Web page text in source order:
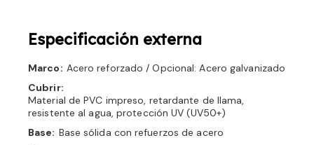
Especificación externa
Marco: Acero reforzado / Opcional: Acero galvanizado
Cubrir:
Material de PVC impreso, retardante de llama,
resistente al agua, protección UV (UV50+)
Base: Base sólida con refuerzos de acero